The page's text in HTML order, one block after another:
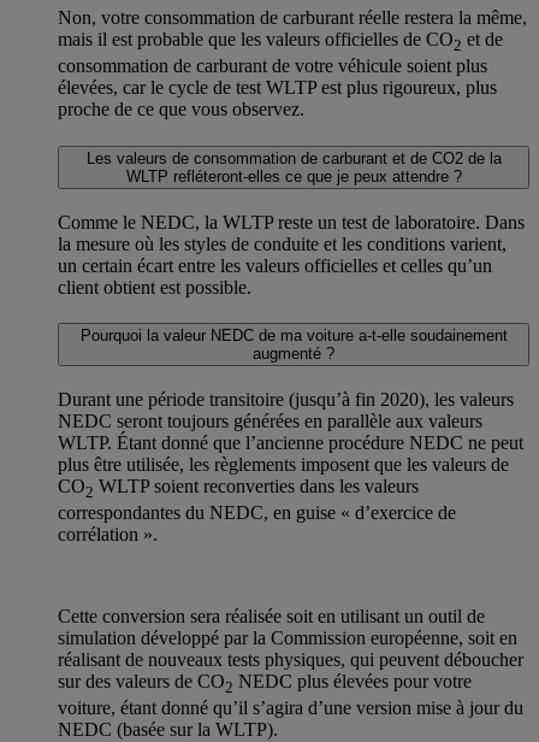
Non, votre consommation de carburant réelle restera la même,
mais il est probable que les valeurs officielles de CO2 et de
consommation de carburant de votre véhicule soient plus
élevées, car le cycle de test WLTP est plus rigoureux, plus
proche de ce que vous observez.
Les valeurs de consommation de carburant et de CO2 de la
WLTP refléteront-elles ce que je peux attendre ?
Comme le NEDC, la WLTP reste un test de laboratoire. Dans
la mesure où les styles de conduite et les conditions varient,
un certain écart entre les valeurs officielles et celles qu’un
client obtient est possible.
Pourquoi la valeur NEDC de ma voiture a-t-elle soudainement
augmenté ?
Durant une période transitoire (jusqu’à fin 2020), les valeurs
NEDC seront toujours générées en parallèle aux valeurs
WLTP. Étant donné que l’ancienne procédure NEDC ne peut
plus être utilisée, les règlements imposent que les valeurs de
CO2 WLTP soient reconverties dans les valeurs
correspondantes du NEDC, en guise « d’exercice de
corrélation ».
Cette conversion sera réalisée soit en utilisant un outil de
simulation développé par la Commission européenne, soit en
réalisant de nouveaux tests physiques, qui peuvent déboucher
sur des valeurs de CO2 NEDC plus élevées pour votre
voiture, étant donné qu’il s’agira d’une version mise à jour du
NEDC (basée sur la WLTP).